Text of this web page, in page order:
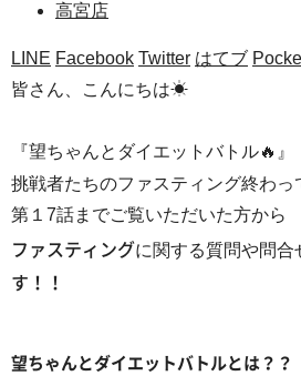
高宮店
LINE Facebook Twitter はてブ
皆さん、こんにちは☀
『望ちゃんとダイエットバトル🔥』
挑戦者たちのファスティング終わっ
第１7話までご覧いただいた方から
ファスティングに関する質問や問合
す！！
望ちゃんとダイエットバトルとは？？